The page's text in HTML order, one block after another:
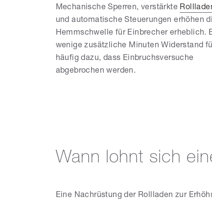
Mechanische Sperren, verstärkte
und automatische Steuerungen erhöhen
Hemmschwelle für Einbrecher erheblich.
wenige zusätzliche Minuten Widerstand
häufig dazu, dass Einbruchsversuche
abgebrochen werden.
Wann lohnt sich
Eine Nachrüstung der Rollladen zur